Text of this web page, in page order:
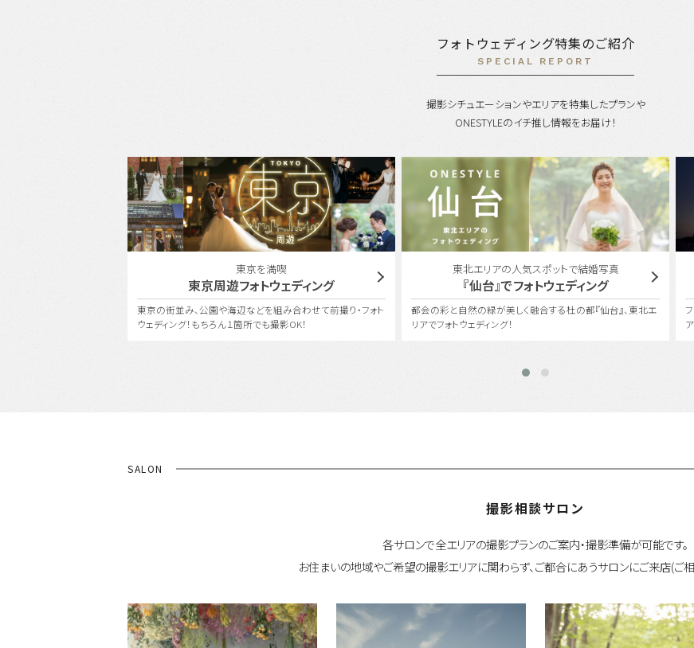
フォトウェディング特集のご紹介
SPECIAL REPORT
撮影シチュエーションやエリアを特集したプランや
ONESTYLEのイチ推し情報をお届け！
東北エリアの人気スポットで結婚写真
『仙台』でフォトウェディング
都会の彩と自然の緑が美しく融合する杜の都『仙台』、東北エ
リアでフォトウェディング！
横浜エリアのフォトウェディング・前撮り特集
『横浜』でフォトウェディング。
フォトウェディング・前撮りで人気のエリア『横浜』にクローズ
アップしてその魅力を徹底紹介。
SALON
撮影相談サロン
各サロンで全エリアの撮影プランのご案内・撮影準備が可能です。
お住まいの地域やご希望の撮影エリアに関わらず、ご都合にあうサロンにご来店(ご相